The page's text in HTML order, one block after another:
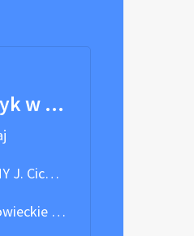
Elektryk w branży elektroenergetycznej
JIMMY J. Cichocki J. Zandberg Spółka Jawna
mazowieckie / Warszawa, Ursynów